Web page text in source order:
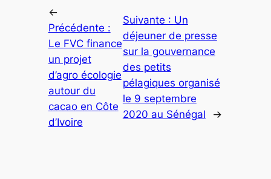
←
Précédente :
Le FVC finance
un projet
d’agro écologie
autour du
cacao en Côte
d’Ivoire
Suivante : Un
déjeuner de presse
sur la gouvernance
des petits
pélagiques organisé
le 9 septembre
2020 au Sénégal
→